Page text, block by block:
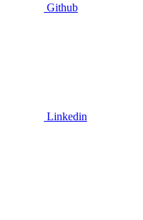
Github
Linkedin